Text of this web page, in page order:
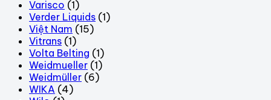
Varisco (1)
Verder Liquids (1)
Việt Nam (15)
Vitrans (1)
Volta Belting (1)
Weidmueller (1)
Weidmüller (6)
WIKA (4)